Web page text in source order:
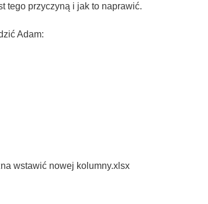
tego przyczyną i jak to naprawić.
Adam:
wstawić nowej kolumny.xlsx